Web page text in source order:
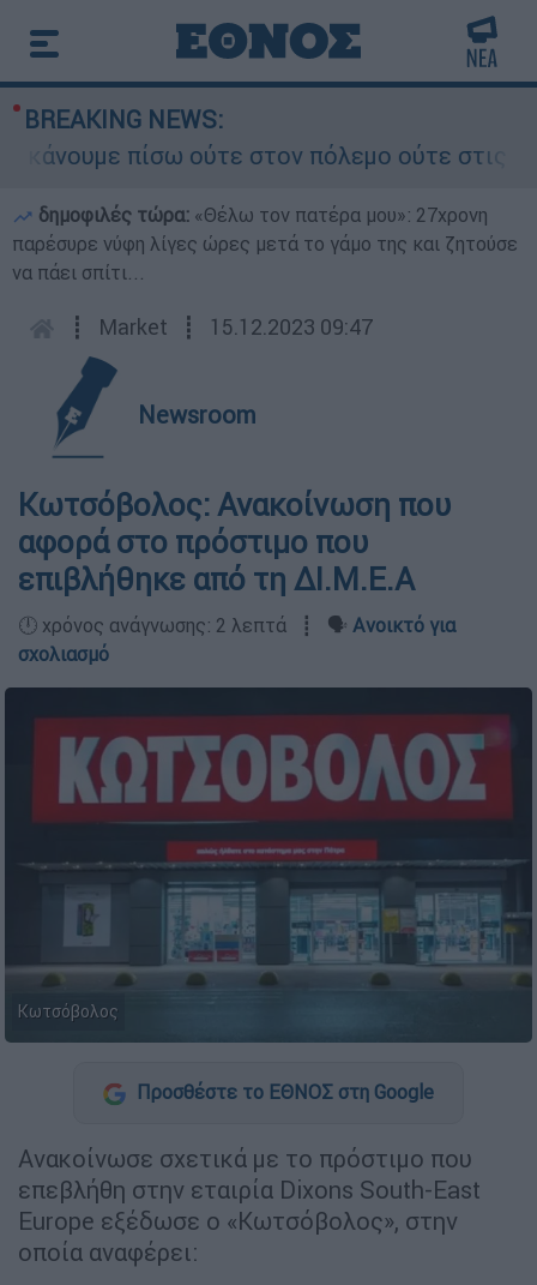
BREAKING NEWS:
πίσω ούτε στον πόλεμο ούτε στις
δημοφιλές τώρα: «Θέλω τον πατέρα μου»: 27χρονη
παρέσυρε νύφη λίγες ώρες μετά το γάμο της και ζητούσε
να πάει σπίτι...
┋ Market ┋ 15.12.2023 09:47
Newsroom
Κωτσόβολος: Ανακοίνωση που
αφορά στο πρόστιμο που
επιβλήθηκε από τη ΔΙ.Μ.Ε.Α
🕛 χρόνος ανάγνωσης: 2 λεπτά ┋ 🗣️ Ανοικτό για
σχολιασμό
Κωτσόβολος
Προσθέστε το ΕΘΝΟΣ στη Google
Ανακοίνωσε σχετικά με το πρόστιμο που
επεβλήθη στην εταιρία Dixons South-East
Europe εξέδωσε ο «Κωτσόβολος», στην
οποία αναφέρει: